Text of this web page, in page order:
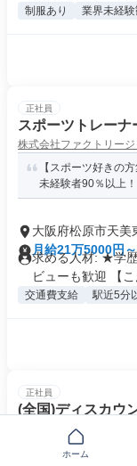
制服あり 業界未経験
正社員
スポーツトレー
株式会社ファクトリー
【スポーツ好きの
未経験者90％以上！
大阪府松原市天美
月給21万5000円
求める人材: ★学
ビューも歓迎 【こ
交通費支給 駅近5分
正社員
(全国)ディスカウ
株式会社ドン・キホーテ
ホーム